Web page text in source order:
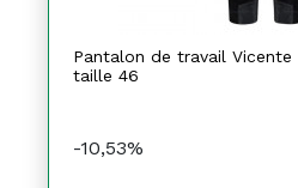
Pantalon de travail Vicente
taille 46
-10,53%